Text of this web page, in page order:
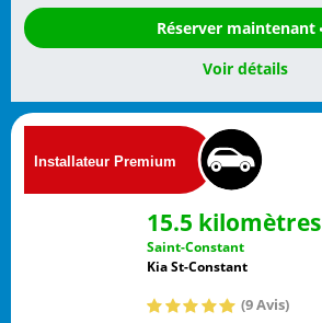
Réserver maintenant
Voir détails
15.5 kilomètres
Saint-Constant
Kia St-Constant
(9 Avis)